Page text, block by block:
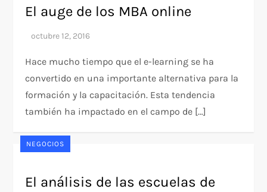
El auge de los MBA online
Hace mucho tiempo que el e-learning se ha
convertido en una importante alternativa para la
formación y la capacitación. Esta tendencia
también ha impactado en el campo de […]
NEGOCIOS
El análisis de las escuelas de